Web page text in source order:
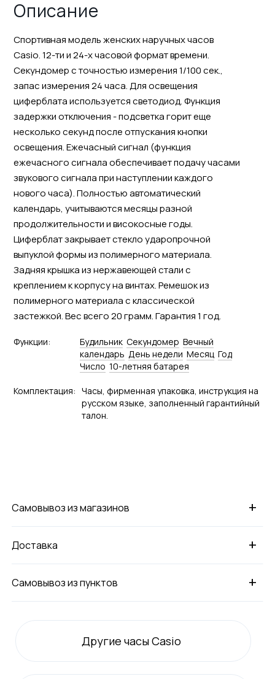
Описание
Спортивная модель женских наручных часов
Casio. 12-ти и 24-х часовой формат времени.
Секундомер с точностью измерения 1/100 сек.,
запас измерения 24 часа. Для освещения
циферблата используется светодиод. Функция
задержки отключения - подсветка горит еще
несколько секунд после отпускания кнопки
освещения. Ежечасный сигнал (функция
ежечасного сигнала обеспечивает подачу часами
звукового сигнала при наступлении каждого
нового часа). Полностью автоматический
календарь, учитываются месяцы разной
продолжительности и високосные годы.
Циферблат закрывает стекло ударопрочной
выпуклой формы из полимерного материала.
Задняя крышка из нержавеющей стали с
креплением к корпусу на винтах. Ремешок из
полимерного материала с классической
застежкой. Вес всего 20 грамм. Гарантия 1 год.
Функции: Будильник Секундомер Вечный
календарь День недели Месяц Год
Число 10-летняя батарея
Комплектация: Часы, фирменная упаковка, инструкция на
русском языке, заполненный гарантийный
талон.
+
Самовывоз из магазинов
+
Доставка
+
Самовывоз из пунктов
Другие часы Casio